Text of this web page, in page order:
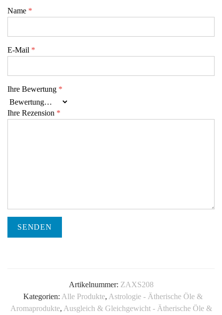
Name *
E-Mail *
Ihre Bewertung *
Ihre Rezension *
SENDEN
Artikelnummer: ZAXS208
Kategorien: Alle Produkte, Astrologie - Ätherische Öle &
Aromaprodukte, Ausgleich & Gleichgewicht - Ätherische Öle &